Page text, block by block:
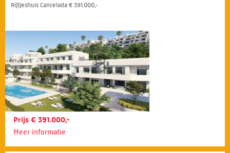
Rijtjeshuis Cancelada € 391.000,-
Prijs € 391.000,-
Meer informatie